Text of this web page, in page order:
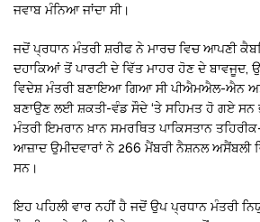
ਜਵਾਬ ਮੰਨਿਆ ਜਾਂਦਾ ਸੀ।
ਜਦੋਂ ਪ੍ਰਧਾਨ ਮੰਤਰੀ ਸ਼ਰੀਫ ਨੇ ਮਾਰਚ ਵਿਚ ਆਪਣੀ
ਦਹਾਕਿਆਂ ਤੋਂ ਪਾਰਟੀ ਦੇ ਵਿੱਤ ਮਾਹਰ ਹੋਣ ਦੇ ਬਾਵਜੂਦ,
ਵਿਦੇਸ਼ ਮੰਤਰੀ ਬਣਾਇਆ ਗਿਆ ਸੀ ਪੀਐਮਐਲ-ਐਨ
ਬਣਾਉਣ ਲਈ ਸ਼ਕਤੀ-ਵੰਡ ਸੌਦੇ ‘ਤੇ ਸਹਿਮਤ ਹੋ ਗਏ ਸਨ
ਮੰਤਰੀ ਇਮਰਾਨ ਖ਼ਾਨ ਸਮਰਥਿਤ ਪਾਕਿਸਤਾਨ
ਆਜ਼ਾਦ ਉਮੀਦਵਾਰਾਂ ਨੇ 266 ਮੈਂਬਰੀ ਨੈਸ਼ਨਲ ਅਸੈਂਬਲੀ
ਸਨ।
ਇਹ ਪਹਿਲੀ ਵਾਰ ਨਹੀਂ ਹੈ ਜਦੋਂ ਉਪ ਪ੍ਰਧਾਨ ਮੰਤਰੀ